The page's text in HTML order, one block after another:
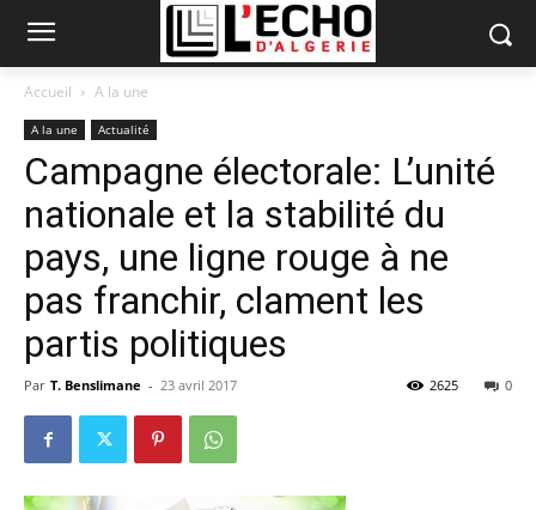
Accueil A la une
A la une Actualité
Campagne électorale: L’unité
nationale et la stabilité du
pays, une ligne rouge à ne
pas franchir, clament les
partis politiques
Par T. Benslimane - 23 avril 2017 0
2625